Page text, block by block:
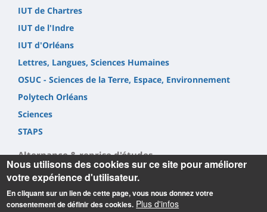
IUT de Chartres
IUT de l'Indre
IUT d'Orléans
Lettres, Langues, Sciences Humaines
OSUC - Sciences de la Terre, Espace, Environnement
Polytech Orléans
Sciences
STAPS
Alternance & reprise d'études
Alternance
Reprise d'étude
Nous utilisons des cookies sur ce site pour améliorer
votre expérience d'utilisateur.
En cliquant sur un lien de cette page, vous nous donnez votre
consentement de définir des cookies. Plus d'infos